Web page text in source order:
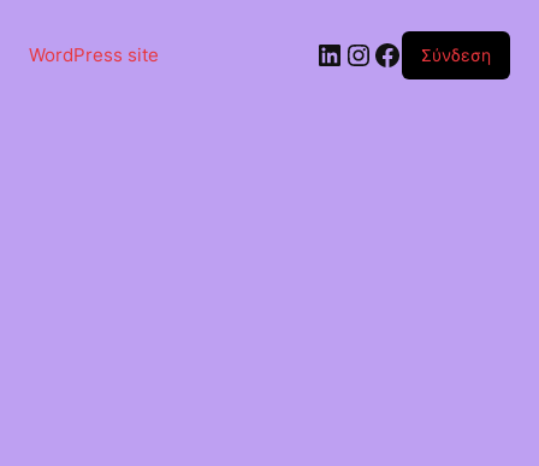
περιεχόμενο
WordPress site Linkedin
Instagram
Facebook
Σύνδεση